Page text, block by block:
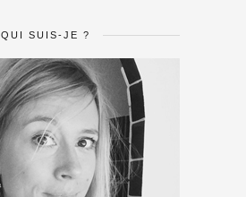
QUI SUIS-JE ?